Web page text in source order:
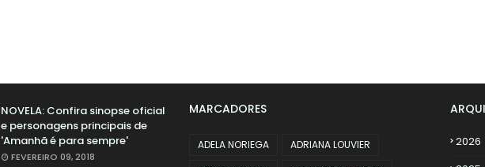
NOVELA: Confira sinopse oficial
e personagens principais de
'Amanhã é para sempre'
FEVEREIRO 09, 2018
MARCADORES
ADELA NORIEGA
ADRIANA LOUVIER
2026